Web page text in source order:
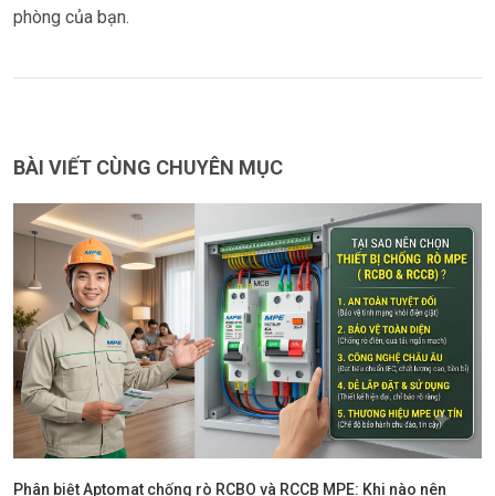
phòng của bạn.
BÀI VIẾT CÙNG CHUYÊN MỤC
Phân biệt Aptomat chống rò RCBO và RCCB MPE: Khi nào nên